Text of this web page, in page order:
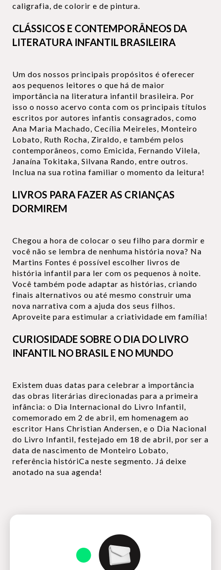
caligrafia, de colorir e de pintura.
CLÁSSICOS E CONTEMPORÂNEOS DA
LITERATURA INFANTIL BRASILEIRA
Um dos nossos principais propósitos é oferecer
aos pequenos leitores o que há de maior
importância na literatura infantil brasileira. Por
isso o nosso acervo conta com os principais títulos
escritos por autores infantis consagrados, como
Ana Maria Machado, Cecília Meireles, Monteiro
Lobato, Ruth Rocha, Ziraldo, e também pelos
contemporâneos, como Emicida, Fernando Vilela,
Janaína Tokitaka, Silvana Rando, entre outros.
Inclua na sua rotina familiar o momento da leitura!
LIVROS PARA FAZER AS CRIANÇAS
DORMIREM
Chegou a hora de colocar o seu filho para dormir e
você não se lembra de nenhuma história nova? Na
Martins Fontes é possível escolher livros de
história infantil para ler com os pequenos à noite.
Você também pode adaptar as histórias, criando
finais alternativos ou até mesmo construir uma
nova narrativa com a ajuda dos seus filhos.
Aproveite para estimular a criatividade em família!
CURIOSIDADE SOBRE O DIA DO LIVRO
INFANTIL NO BRASIL E NO MUNDO
Existem duas datas para celebrar a importância
das obras literárias direcionadas para a primeira
infância: o Dia Internacional do Livro Infantil,
comemorado em 2 de abril, em homenagem ao
escritor Hans Christian Andersen, e o Dia Nacional
do Livro Infantil, festejado em 18 de abril, por ser a
data de nascimento de Monteiro Lobato,
referência históriCa neste segmento. Já deixe
anotado na sua agenda!